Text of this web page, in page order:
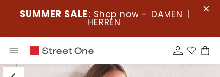
SUMMER SALE : Shop now - DAMEN |
HERREN